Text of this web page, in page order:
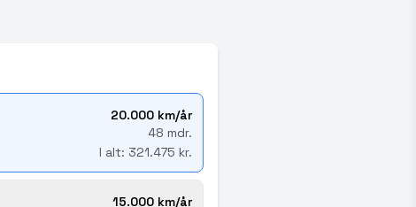
20.000 km/år
48 mdr.
I alt: 321.475 kr.
15.000 km/år